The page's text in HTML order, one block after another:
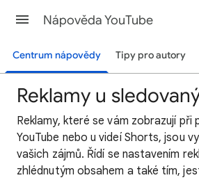
Nápověda YouTube
Centrum nápovědy Tipy pro autory
Reklamy u
Reklamy, které se vám zobrazují při
YouTube nebo u videí Shorts, jsou
vašich zájmů. Řídí se nastavením
zhlédnutým obsahem a také tím,